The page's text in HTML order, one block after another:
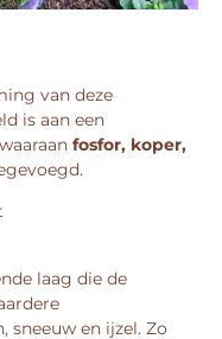
van deze
is aan een
fosfor, koper,
laag die de
sneeuw en ijzel. Zo